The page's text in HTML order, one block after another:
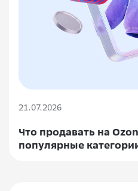
21.07.2026
Что продавать на
популярные